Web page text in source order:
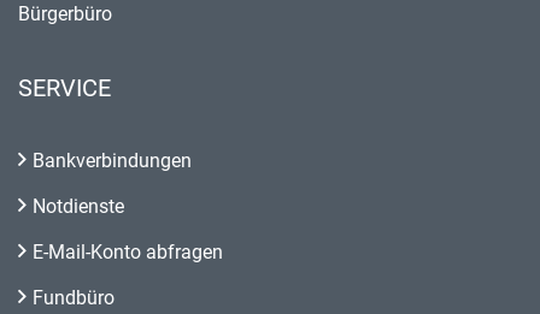
Bürgerbüro
SERVICE
Bankverbindungen
Notdienste
E-Mail-Konto abfragen
Fundbüro